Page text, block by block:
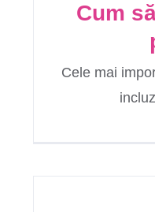
Cum
Cele mai